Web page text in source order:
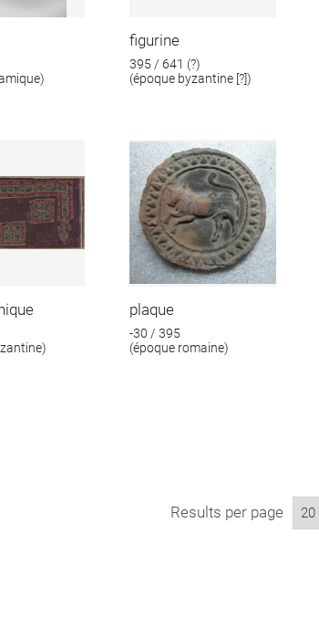
figurine
395 / 641 (?)
(époque byzantine [?])
plaque
-30 / 395
(époque romaine)
Results per page